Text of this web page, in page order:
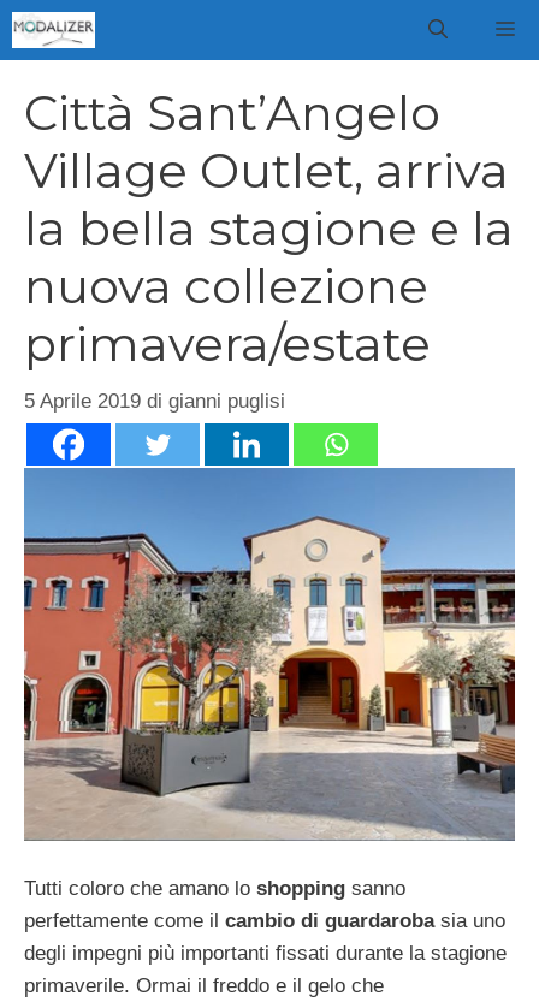
Vai
al
Città Sant’Angelo
Village Outlet, arriva
la bella stagione e la
nuova collezione
primavera/estate
5 Aprile 2019 di gianni puglisi
Tutti coloro che amano lo shopping sanno
perfettamente come il cambio di guardarobasia uno
degli impegni più importanti fissati durante la stagione
primaverile. Ormai il freddo e il gelo che